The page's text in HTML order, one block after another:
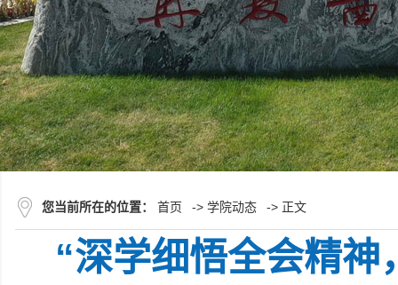
您当前所在的位置： 首页 -> 学院动态 -> 正文
“深学细悟全会精